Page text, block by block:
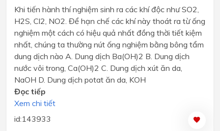
Khi tiến hành thí nghiệm sinh ra các khí độc như SO2,
H2S, Cl2, NO2. Để hạn chế các khí này thoát ra từ ống
nghiệm một cách có hiệu quả nhất đồng thời tiết kiệm
nhất, chúng ta thường nút ống nghiệm bằng bông tẩm
dung dịch nào A. Dung dịch Ba(OH)2 B. Dung dịch
nước vôi trong, Ca(OH)2 C. Dung dịch xút ăn da,
NaOH D. Dung dịch potat ăn da, KOH
Đọc tiếp
Xem chi tiết
id:143933